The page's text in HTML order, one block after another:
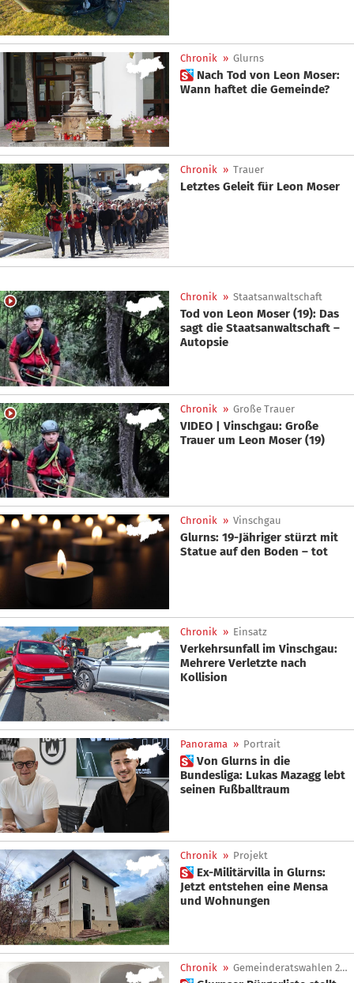
Chronik » Glurns
 Nach Tod von Leon Moser:
Wann haftet die Gemeinde?
Chronik » Trauer
Letztes Geleit für Leon Moser
Chronik » Staatsanwaltschaft
Tod von Leon Moser (19): Das
sagt die Staatsanwaltschaft –
Autopsie
Chronik » Große Trauer
VIDEO | Vinschgau: Große
Trauer um Leon Moser (19)
Chronik » Vinschgau
Glurns: 19-Jähriger stürzt mit
Statue auf den Boden – tot
Chronik » Einsatz
Verkehrsunfall im Vinschgau:
Mehrere Verletzte nach
Kollision
Panorama » Portrait
 Von Glurns in die
Bundesliga: Lukas Mazagg lebt
seinen Fußballtraum
Chronik » Projekt
 Ex-Militärvilla in Glurns:
Jetzt entstehen eine Mensa
und Wohnungen
Chronik » Gemeinderatswahlen 2025